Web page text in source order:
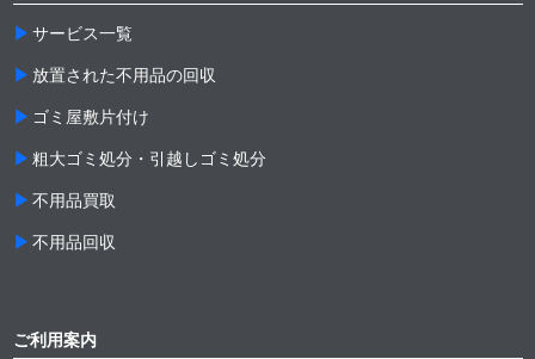
サービス一覧
放置された不用品の回収
ゴミ屋敷片付け
粗大ゴミ処分・引越しゴミ処分
不用品買取
不用品回収
ご利用案内